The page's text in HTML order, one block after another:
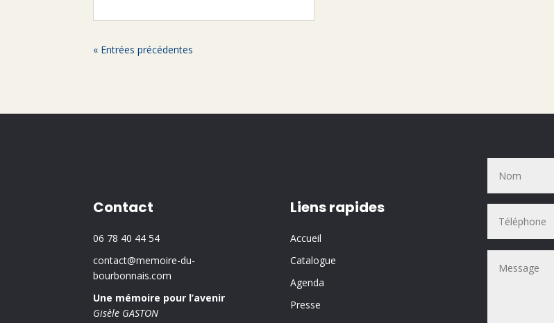
« Entrées précédentes
Contact
06 78 40 44 54
contact@memoire-du-
bourbonnais.com
Une mémoire pour l’avenir
Gisèle GASTON
Liens rapides
Accueil
Catalogue
Agenda
Presse